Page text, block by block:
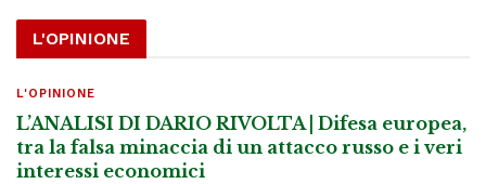
L'OPINIONE
L'OPINIONE
L’ANALISI DI DARIO RIVOLTA | Difesa europea,
tra la falsa minaccia di un attacco russo e i veri
interessi economici